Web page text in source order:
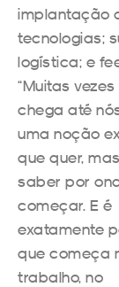
implantação
tecnologias;
logística; e
“Muitas
chega até
uma noção
que quer,
saber por
começar. E é
exatamente
que começa
trabalho, no